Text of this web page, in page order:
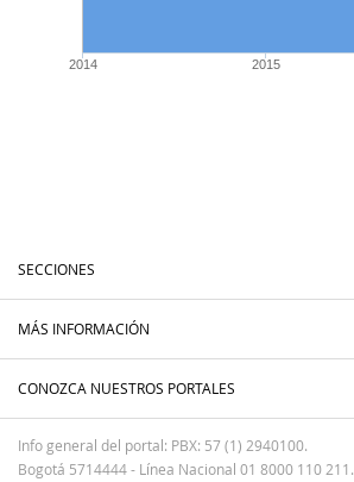
2014 2015
SECCIONES
MÁS INFORMACIÓN
CONOZCA NUESTROS PORTALES
Info general del portal: PBX: 57 (1) 2940100.
Bogotá 5714444 - Línea Nacional 01 8000 110 211.